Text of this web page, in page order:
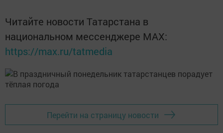
Читайте новости Татарстана в
национальном мессенджере MАХ:
https://max.ru/tatmedia
Перейти на страницу новости